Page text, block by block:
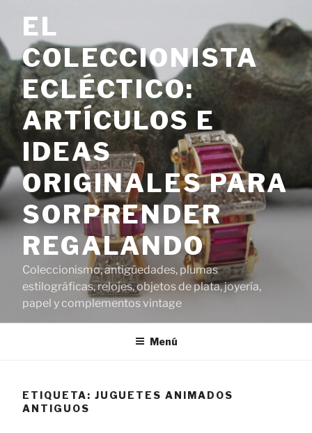
contenido
EL
COLECCIONISTA
ECLÉCTICO:
ARTÍCULOS E
IDEAS
ORIGINALES PARA
SORPRENDER
REGALANDO
Coleccionismo, antigüedades, plumas
estilográficas, relojes, objetos de plata, joyería,
papel y complementos vintage
Menú
ETIQUETA: JUGUETES ANIMADOS
ANTIGUOS